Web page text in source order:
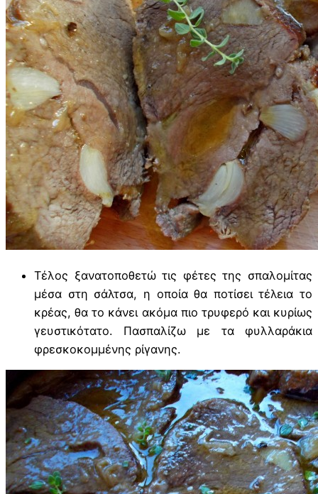
Τέλος ξανατοποθετώ τις φέτες της σπαλομίτας
μέσα στη σάλτσα, η οποία θα ποτίσει τέλεια το
κρέας, θα το κάνει ακόμα πιο τρυφερό και κυρίως
γευστικότατο. Πασπαλίζω με τα φυλλαράκια
φρεσκοκομμένης ρίγανης.